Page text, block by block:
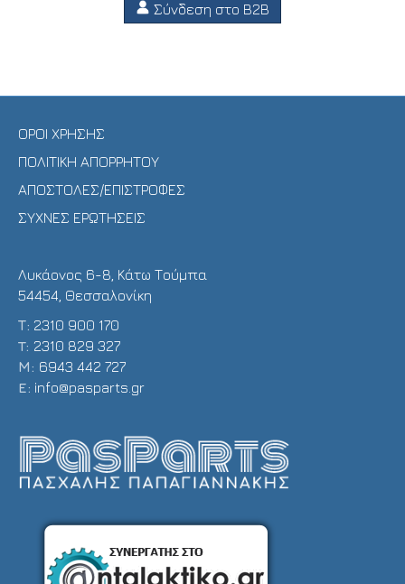
Σύνδεση στο B2B
ΟΡΟΙ ΧΡΗΣΗΣ
ΠΟΛΙΤΙΚΗ ΑΠΟΡΡΗΤΟΥ
ΑΠΟΣΤΟΛΕΣ/ΕΠΙΣΤΡΟΦΕΣ
ΣΥΧΝΕΣ ΕΡΩΤΗΣΕΙΣ
Λυκάονος 6-8, Κάτω Τούμπα
54454, Θεσσαλονίκη
Τ: 2310 900 170
T: 2310 829 327
Μ: 6943 442 727
E: info@pasparts.gr